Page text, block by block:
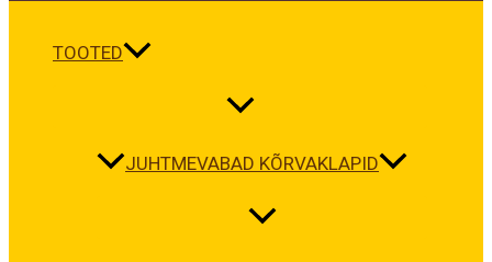
TOOTED
JUHTMEVABAD KÕRVAKLAPID